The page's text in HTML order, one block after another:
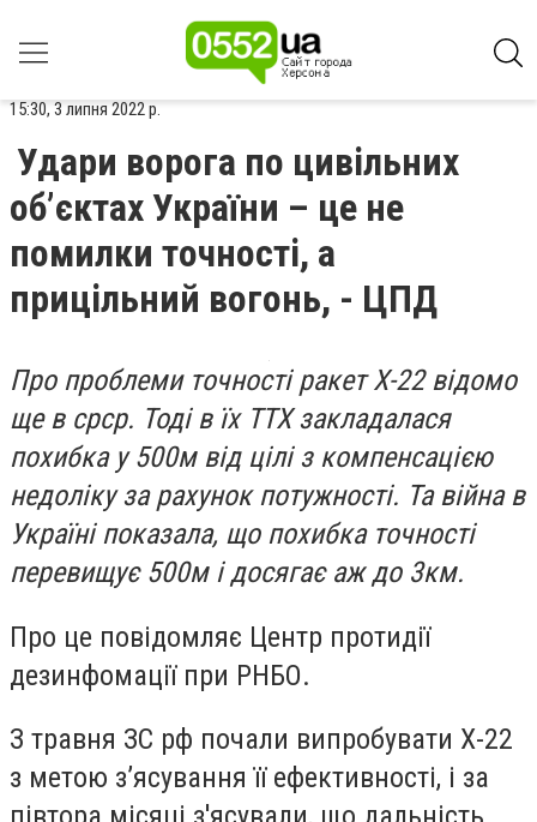
15:30, 3 липня 2022 р.
Удари ворога по цивільних
об’єктах України – це не
помилки точності, а
прицільний вогонь, - ЦПД
Про проблеми точності ракет Х-22 відомо
ще в срср. Тоді в їх ТТХ закладалася
похибка у 500м від цілі з компенсацією
недоліку за рахунок потужності. Та війна в
Україні показала, що похибка точності
перевищує 500м і досягає аж до 3км.
Про це повідомляє Центр протидії
дезинфомації при РНБО.
З травня ЗС рф почали випробувати Х-22
з метою з’ясування її ефективності, і за